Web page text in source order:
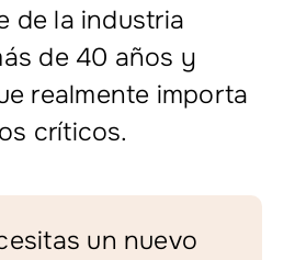
de la industria
de 40 años y
realmente importa
críticos.
un nuevo